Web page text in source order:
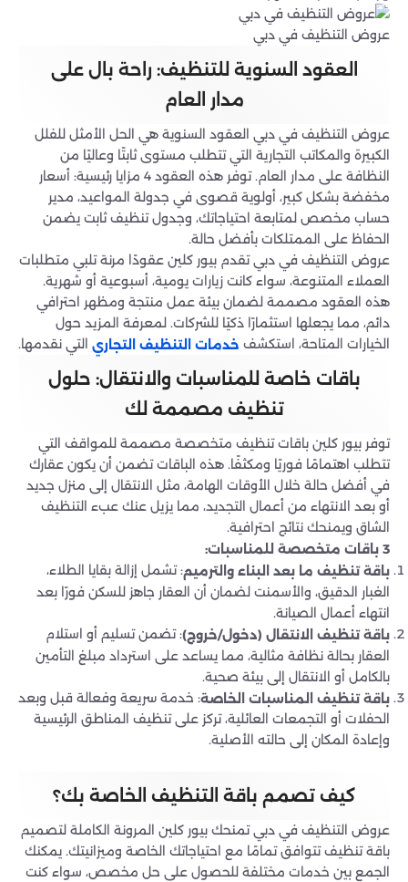
عروض التنظيف في دبي
العقود السنوية للتنظيف: راحة بال على
مدار العام
عروض التنظيف في دبي العقود السنوية هي الحل الأمثل للفلل
الكبيرة والمكاتب التجارية التي تتطلب مستوى ثابتًا وعاليًا من
النظافة على مدار العام. توفر هذه العقود 4 مزايا رئيسية: أسعار
مخفضة بشكل كبير، أولوية قصوى في جدولة المواعيد، مدير
حساب مخصص لمتابعة احتياجاتك، وجدول تنظيف ثابت يضمن
الحفاظ على الممتلكات بأفضل حالة.
عروض التنظيف في دبي تقدم بيور كلين عقودًا مرنة تلبي متطلبات
العملاء المتنوعة، سواء كانت زيارات يومية، أسبوعية أو شهرية.
هذه العقود مصممة لضمان بيئة عمل منتجة ومظهر احترافي
دائم، مما يجعلها استثمارًا ذكيًا للشركات. لمعرفة المزيد حول
الخيارات المتاحة، استكشف خدمات التنظيف التجاري التي نقدمها.
باقات خاصة للمناسبات والانتقال: حلول
تنظيف مصممة لك
توفر بيور كلين باقات تنظيف متخصصة مصممة للمواقف التي
تتطلب اهتمامًا فوريًا ومكثفًا. هذه الباقات تضمن أن يكون عقارك
في أفضل حالة خلال الأوقات الهامة، مثل الانتقال إلى منزل جديد
أو بعد الانتهاء من أعمال التجديد، مما يزيل عنك عبء التنظيف
الشاق ويمنحك نتائج احترافية.
3 باقات متخصصة للمناسبات:
باقة تنظيف ما بعد البناء والترميم: تشمل إزالة بقايا الطلاء،
الغبار الدقيق، والأسمنت لضمان أن العقار جاهز للسكن فورًا بعد
انتهاء أعمال الصيانة.
باقة تنظيف الانتقال (دخول/خروج): تضمن تسليم أو استلام
العقار بحالة نظافة مثالية، مما يساعد على استرداد مبلغ التأمين
بالكامل أو الانتقال إلى بيئة صحية.
باقة تنظيف المناسبات الخاصة: خدمة سريعة وفعالة قبل وبعد
الحفلات أو التجمعات العائلية، تركز على تنظيف المناطق الرئيسية
وإعادة المكان إلى حالته الأصلية.
كيف تصمم باقة التنظيف الخاصة بك؟
عروض التنظيف في دبي تمنحك بيور كلين المرونة الكاملة لتصميم
باقة تنظيف تتوافق تمامًا مع احتياجاتك الخاصة وميزانيتك. يمكنك
الجمع بين خدمات مختلفة للحصول على حل مخصص، سواء كنت